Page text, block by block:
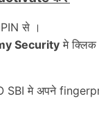
से ।
Security मे
SBI मे अपने